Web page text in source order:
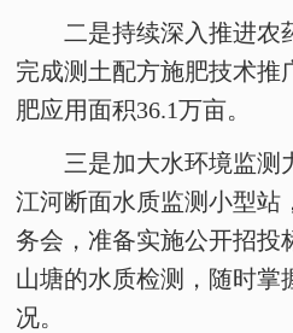
二是持续深入推进农
完成测土配方施肥技术推
肥应用面积36.1万亩。
三是加大水环境监测
江河断面水质监测小型站
务会，准备实施公开招投
山塘的水质检测，随时掌
况。